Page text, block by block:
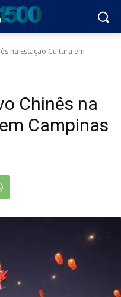
na Estação Cultura em
Chinês na
Campinas